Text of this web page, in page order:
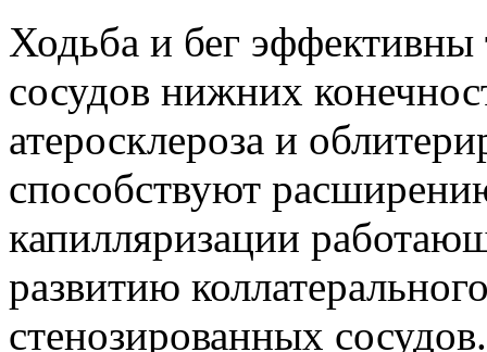
Ходьба и бег эффективны
сосудов нижних
атеросклероза и
способствуют
капилляризации
развитию
стенозированных сосудов.